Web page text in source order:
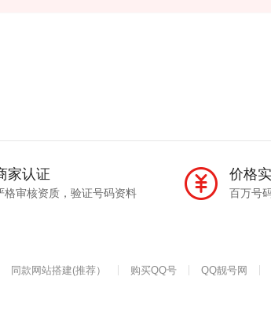
家认证
格审核资质，验证号码资料
价格
百万号
同款网站搭建(推荐） 购买QQ号 QQ靓号网